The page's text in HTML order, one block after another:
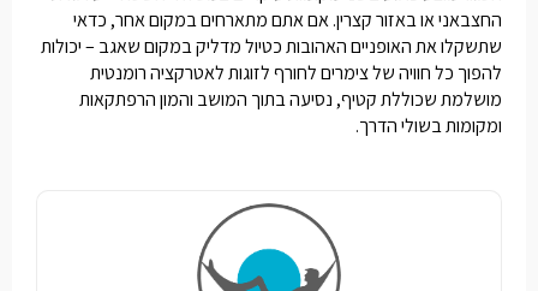
החצבאני או באזור קצרין. אם אתם מתארחים במקום אחר, כדאי
שתשקלו את האופניים האהובות כטיול מדליק במקום שאגב – יכולות
להפוך כל חוויה שלצימרים לחורף לזוגותלאטרקציה רומנטית
מושלמת שכוללת קטיף, נסיעה בתוך המושב והמון הרפתקאות
ומקומות בשולי הדרך.